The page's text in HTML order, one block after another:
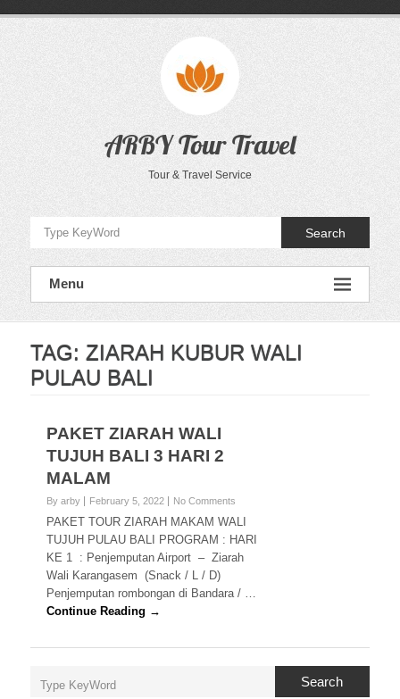
ARBY Tour Travel
Tour & Travel Service
Search
Menu
TAG: ZIARAH KUBUR WALI
PULAU BALI
PAKET ZIARAH WALI
TUJUH BALI 3 HARI 2
MALAM
By arby February 5, 2022 No Comments
PAKET TOUR ZIARAH MAKAM WALI
TUJUH PULAU BALI PROGRAM : HARI
KE 1 : Penjemputan Airport – Ziarah
Wali Karangasem (Snack / L / D)
Penjemputan rombongan di Bandara / …
Continue Reading →
Search